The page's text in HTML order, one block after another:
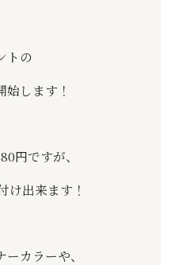
トの
します！
円ですが、
け出来ます！
カラーや、